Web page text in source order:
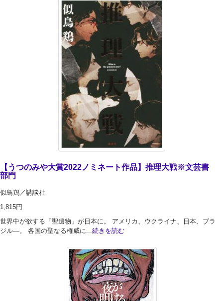
【うつのみや大賞2022ノミネート作品】推理大戦※文芸書
部門
似鳥鶏／講談社
1,815円
世界中が欲する「聖遺物」が日本に。 アメリカ、ウクライナ、日本、ブラ
ジル―。 各国の聖なる権威に... 続きを読む